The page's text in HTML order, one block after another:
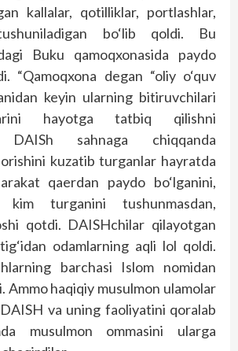
kallalar, qotilliklar, portlashlar,
bo‘lib qoldi. Bu
Buku qamoqxonasida paydo
“Qamoqxona degan “oliy o‘quv
keyin ularning bitiruvchilari
hayotga tatbiq qilishni
DAISh sahnaga chiqqanda
kuzatib turganlar hayratda
qaerdan paydo bo‘lganini,
turganini tushunmasdan,
qotdi. DAISHchilar qilayotgan
odamlarning aqli lol qoldi.
barchasi Islom nomidan
Ammo haqiqiy musulmon ulamolar
va uning faoliyatini qoralab
musulmon ommasini ularga